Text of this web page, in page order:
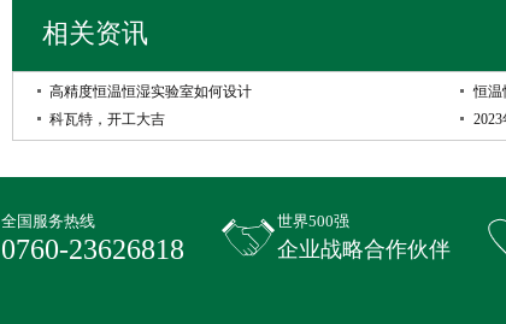
相关资讯
高精度恒温恒湿实验室如何设计
恒温
科瓦特，开工大吉
全国服务热线
0760-23626818
世界500强
企业战略合作伙伴